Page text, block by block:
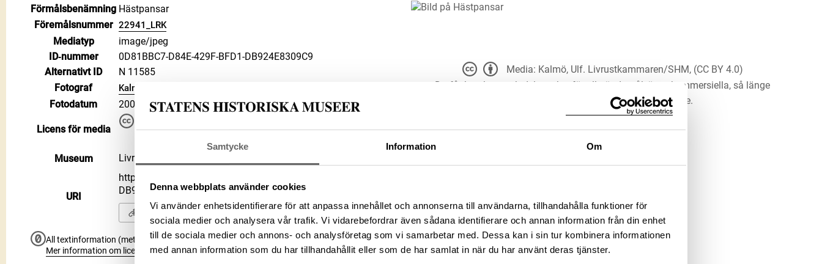
Samtycke Information Om
Denna webbplats använder cookies
Vi använder enhetsidentifierare för att anpassa innehållet och annonserna till användarna, tillhandahålla funktioner för
sociala medier och analysera vår trafik. Vi vidarebefordrar även sådana identifierare och annan information från din enhet
till de sociala medier och annons- och analysföretag som vi samarbetar med. Dessa kan i sin tur kombinera informationen
med annan information som du har tillhandahållit eller som de har samlat in när du har använt deras tjänster.
Förmålsbenämning Hästpansar
Föremålsnummer 22941_LRK
Mediatyp
image/jpeg
ID‑nummer
0D81BBC7-D84E-429F-BFD1-DB924E8309C9
Alternativt ID
N 11585
Fotograf
Kalmö, Ulf
Fotodatum 2006-10-19
Licens för media
kommersiella, så länge du anger upphovsperson och licensgivare.
Museum Livrustkammaren
URI
https://samlingar.shm.se/media/0D81BBC7-D84E-429F-BFD1-
DB924E8309C9
Kopiera URI
All textinformation (metadata) på denna sida är fri att använda enligt licensen CC0.
Mer information om licenser hos Statens historiska museer.
Media: Kalmö, Ulf. Livrustkammaren/SHM, (CC BY 4.0)
Du får bearbeta och dela verket för alla ändamål, även kommersiella, så länge
du anger upphovsperson och licensgivare.
LADDA NER MEDIA